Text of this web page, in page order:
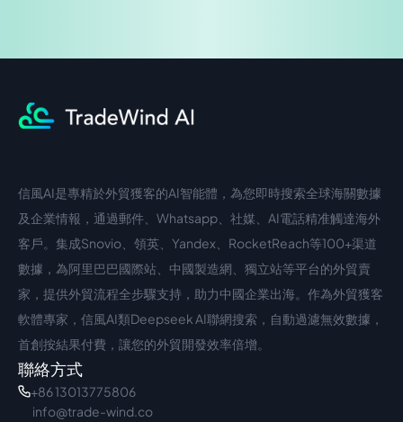
中文入口
信風AI是專精於外貿獲客的AI智能體，為您即時搜索全球海關數據
及企業情報，通過郵件、Whatsapp、社媒、AI電話精准觸達海外
客戶。集成Snovio、領英、Yandex、RocketReach等100+渠道
數據，為阿里巴巴國際站、中國製造網、獨立站等平台的外貿賣
家，提供外貿流程全步驟支持，助力中國企業出海。作為外貿獲客
軟體專家，信風AI類Deepseek AI聯網搜索，自動過濾無效數據，
首創按結果付費，讓您的外貿開發效率倍增。
聯絡方式
+86 13013775806
info@trade-wind.co